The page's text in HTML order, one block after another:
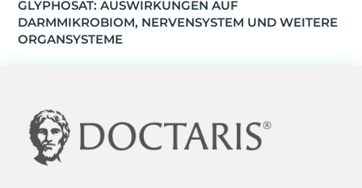
GLYPHOSAT: AUSWIRKUNGEN AUF
DARMMIKROBIOM, NERVENSYSTEM UND WEITERE
ORGANSYSTEME